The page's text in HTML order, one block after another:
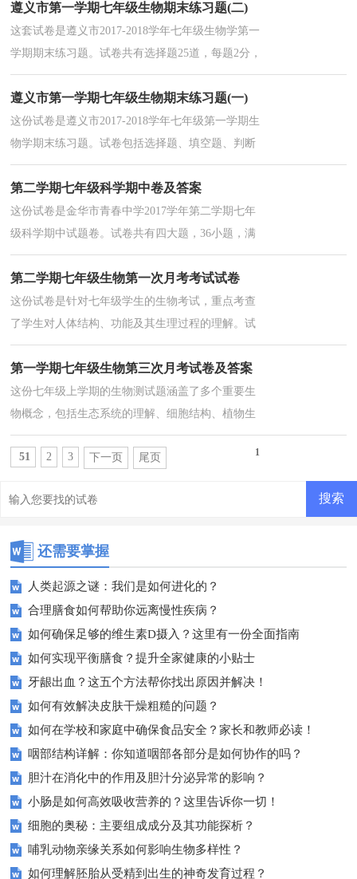
作答和实验探究题等多种题型，总分100分。题目内
容涉及生物体结构与功能、神经系统、营养物质、
呼吸系统、免疫系统等多方面的生物学知识。...
遵义市第一学期七年级生物期末练习题(二)
这套试卷是遵义市2017-2018学年七年级生物学第一
学期期末练习题。试卷共有选择题25道，每题2分，
共50分，以及填空题、判断题和实验题，总分为100
分。内容涵盖生物学多个方面，如生态因素、显微
镜使用、植物结构、光合作用和呼吸作用等。...
遵义市第一学期七年级生物期末练习题(一)
这份试卷是遵义市2017-2018学年七年级第一学期生
物学期末练习题。试卷包括选择题、填空题、判断
题和实验题四个部分，总分为100分。选择题共25
题，每题2分，考察学生对生物基础知识的理解；填
空题共32分，主要考查学生的记忆和细节掌握能
力；判断题共10题，每题1分，测试学生对生物学概
念的正确理解；实验题共8分，涉及实验设计和现象
观察。...
第二学期七年级科学期中卷及答案
这份试卷是金华市青春中学2017学年第二学期七年
级科学期中试题卷。试卷共有四大题，36小题，满
分160分，考试时间为100分钟。试卷内容涵盖了生
物学、物理学等多个科学领域，包括选择题、填空
题、实验探究题及作图题等多种题型。题目涉及的
知识点广泛，旨在全面考察学生的科学知识掌握情
况和实验能力。...
第二学期七年级生物第一次月考考试试卷
这份试卷是针对七年级学生的生物考试，重点考查
了学生对人体结构、功能及其生理过程的理解。试
卷内容涵盖了从生殖系统到消化系统，再到呼吸系
统的多个方面，包括细胞层面的知识以及宏观生理
现象的解释。每题2分，共计60分的选择题部分，要
求学生在规定时间内完成，并将答案填写在表格
中。...
第一学期七年级生物第三次月考试卷及答案
这份七年级上学期的生物测试题涵盖了多个重要生
物概念，包括生态系统的理解、细胞结构、植物生
理功能（如蒸腾作用）、植物的生长和繁殖等。题
目类型多样，包括单项选择题、填空题、判断题、
握情况。...
51 1
2 3 下一页 尾页
还需要掌握
人类起源之谜：我们是如何进化的？
合理膳食如何帮助你远离慢性疾病？
如何确保足够的维生素D摄入？这里有一份全面指南
如何实现平衡膳食？提升全家健康的小贴士
牙龈出血？这五个方法帮你找出原因并解决！
如何有效解决皮肤干燥粗糙的问题？
如何在学校和家庭中确保食品安全？家长和教师必读！
咽部结构详解：你知道咽部各部分是如何协作的吗？
胆汁在消化中的作用及胆汁分泌异常的影响？
小肠是如何高效吸收营养的？这里告诉你一切！
细胞的奥秘：主要组成成分及其功能探析？
哺乳动物亲缘关系如何影响生物多样性？
如何理解胚胎从受精到出生的神奇发育过程？